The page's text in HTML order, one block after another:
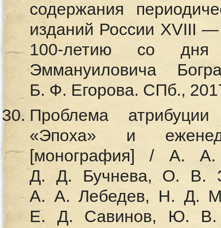
содержания
изданий России XVIII
100-летию со дня
Эммануиловича
Б. Ф. Егорова. СПб.,
Проблема
«Эпоха» и
[монография] / А.
Д. Д. Бучнева, О. В.
А. А. Лебедев, Н. Д.
Е. Д. Савинов, Ю. В.